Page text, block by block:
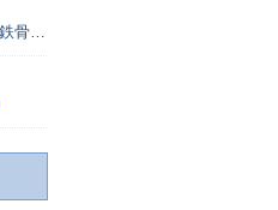
㈱右田工業 福山市鉄骨鳶 鉄骨建方